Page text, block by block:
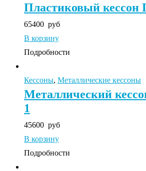
Пластиковый кессон
65400 руб
В корзину
Подробности
Кессоны, Металлические кессоны
Металлический
1
45600 руб
В корзину
Подробности